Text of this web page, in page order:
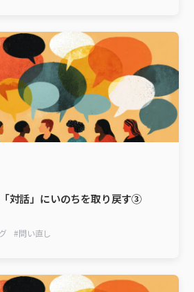
対話」にいのちを取り戻す③
#問い直し